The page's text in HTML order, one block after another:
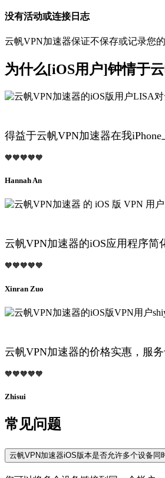
没有活动或连接日志
云帆VPN加速器保证不保存或记录您
为什么[iOS用户]钟情于
得益于云帆VPN加速器在我
🧡🧡🧡🧡🧡
Hannah An
云帆VPN加速器的iOS应用程序简
🧡🧡🧡🧡🧡
Xinran Zuo
云帆VPN加速器的价格实惠，服
🧡🧡🧡🧡🧡
Zhisui
常见问题
云帆VPN加速器iOS版本是否允许多个设备同